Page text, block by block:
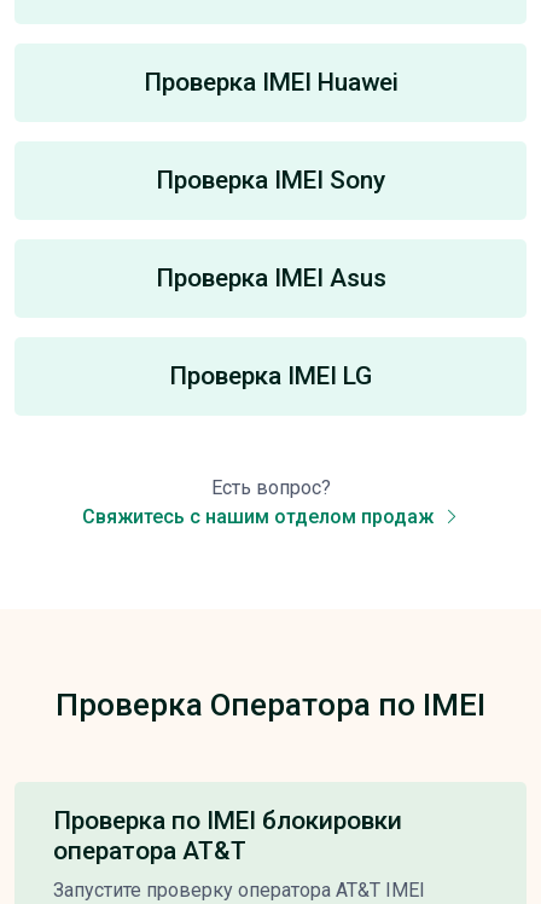
Проверка IMEI Huawei
Проверка IMEI Sony
Проверка IMEI Asus
Проверка IMEI LG
Есть вопрос?
Свяжитесь с нашим отделом продаж
Проверка Оператора по IMEI
Проверка по IMEI блокировки
оператора AT&T
Запустите проверку оператора AT&T IMEI